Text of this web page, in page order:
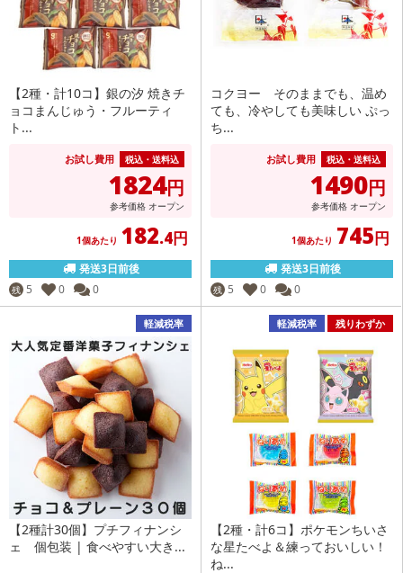
【2種・計10コ】銀の汐 焼きチ
ョコまんじゅう・フルーティ
ト...
お試し費用 税込・送料込
1824円
参考価格 オープン
1個あたり 182.4円
発送3日前後
残 5 0 0
コクヨー そのままでも、温め
ても、冷やしても美味しい ぷっ
ち...
お試し費用 税込・送料込
1490円
参考価格 オープン
1個あたり 745円
発送3日前後
残 5 0 0
軽減税率
【2種計30個】プチフィナンシ
ェ 個包装 | 食べやすい大き...
軽減税率 残りわずか
【2種・計6コ】ポケモンちいさ
な星たべよ＆練っておいしい！
ね...